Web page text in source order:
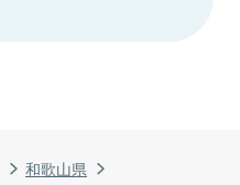
和歌山県